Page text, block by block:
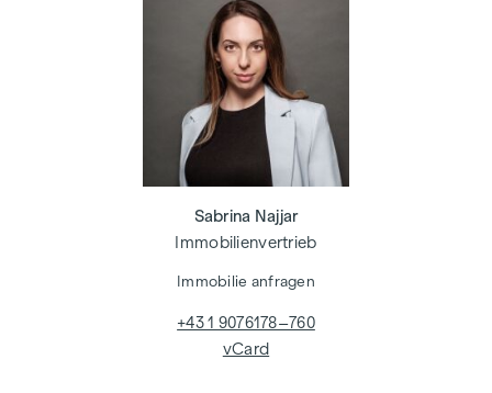
Sabrina Najjar
Immobilienvertrieb
Immobilie anfragen
+43 1 9076178–760
vCard